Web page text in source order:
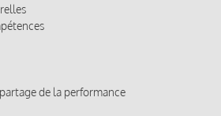
de la performance